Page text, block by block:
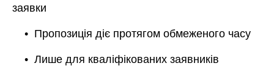
заявки
• Пропозиція діє протягом обмеженого часу
• Лише для кваліфікованих заявників